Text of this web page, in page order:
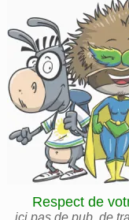
Respect de